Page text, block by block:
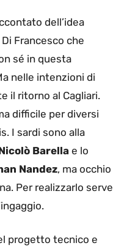
dell’idea
Francesco che
sé in questa
nelle intenzioni di
il ritorno al Cagliari.
difficile per diversi
I sardi sono alla
Barella e lo
Nandez, ma occhio
Per realizzarlo serve
progetto tecnico e